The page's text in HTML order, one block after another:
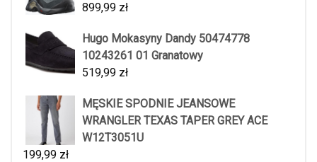
899,99 zł
Hugo Mokasyny Dandy 50474778
10243261 01 Granatowy
519,99 zł
MĘSKIE SPODNIE JEANSOWE
WRANGLER TEXAS TAPER GREY ACE
W12T3051U
199,99 zł